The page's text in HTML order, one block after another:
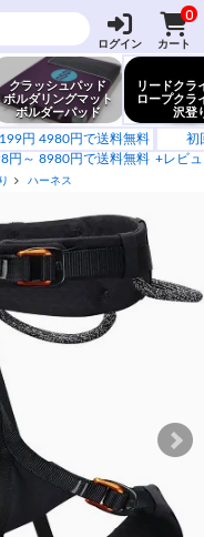
ログイン
0
カート
クラッシュパッド
ボルダリングマット
ボルダーパッド
リードクラ
ロープクラ
沢登
円 4980円で送料無料
円～ 8980円で送料無料
初
+レビ
ハーネス